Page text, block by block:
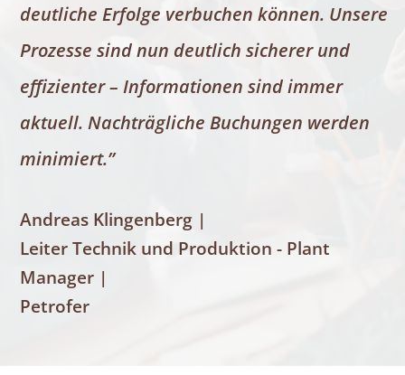
deutliche Erfolge verbuchen können. Unsere
Prozesse sind nun deutlich sicherer und
effizienter – Informationen sind immer
aktuell. Nachträgliche Buchungen werden
minimiert.”
Andreas Klingenberg |
Leiter Technik und Produktion - Plant
Manager |
Petrofer